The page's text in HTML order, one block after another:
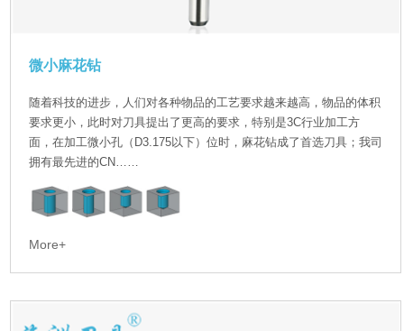
微小麻花钻
随着科技的进步，人们对各种物品的工艺要求越来越高，物品的体积
要求更小，此时对刀具提出了更高的要求，特别是3C行业加工方
面，在加工微小孔（D3.175以下）位时，麻花钻成了首选刀具；我司
拥有最先进的CN……
More+